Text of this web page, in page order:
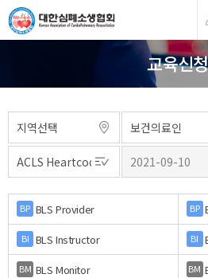
교육신청
BP BLS Provider BP
BI BLS Instructor BI
BM BLS Monitor BM